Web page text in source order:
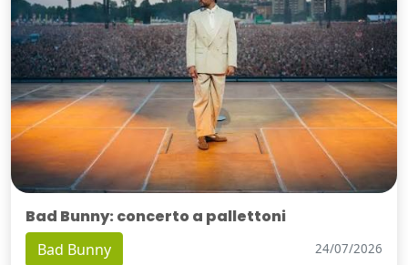
Bad Bunny: concerto a pallettoni
Bad Bunny 24/07/2026